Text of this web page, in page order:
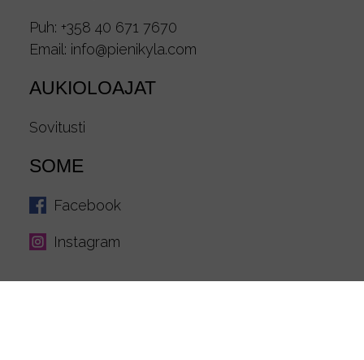
Puh: +358 40 671 7670
Email: info@pienikyla.com
AUKIOLOAJAT
Sovitusti
SOME
Facebook
Instagram